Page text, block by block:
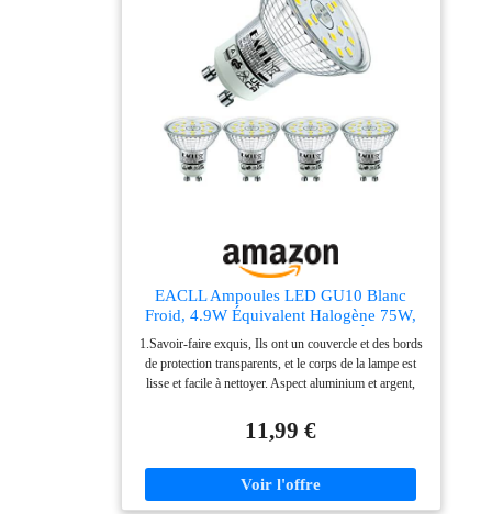
n'importe quel environnement, que ce soit votre maison
ou votre bureau. ÉCOLOGIQUE ET SÛR : Protégez
l'environnement et vos proches - nos ampoules LED à
haute efficacité sont exemptes de mercure et d'autres
substances nocives, garantissant un avenir plus sûr et
plus vert INSTALLATION FACILE ET
AJUSTEMENT IDÉAL : Nos ampoules LED
s'adaptent à toutes les douilles E27 standard, ce qui en
fait le remplacement parfait pour vos ampoules
l'éclairage, nous offrons la meilleure et la plus moderne
qualité pour un avenir durable et propre.
EACLL Ampoules LED GU10 Blanc
Froid, 4.9W Équivalent Halogène 75W,
Lot de 4, 6000K 585 Lumens Éclairag
sans Scintillement, Large Faisceau 120°
Spot, Non Dimmable AC 230V Lampe à
Réflecteur
1.Savoir-faire exquis, Ils ont un couvercle et des bords
de protection transparents, et le corps de la lampe est
lisse et facile à nettoyer. Aspect aluminium et argent,
Excellent rendu et cohérence des couleurs (IRC> 80),
donnant à vos articles des couleurs vraiment éclatantes
rayonnement ultraviolet, l'objet irradié ne se décolorera
jamais. sans danger pour votre famille et
11,99 €